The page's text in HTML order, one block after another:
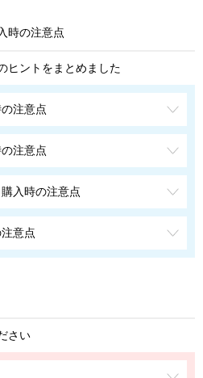
時の注意点
ヒントをまとめました
注意点
注意点
入時の注意点
意点
さい